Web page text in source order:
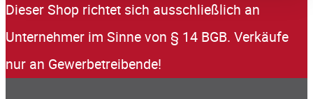
Dieser Shop richtet sich ausschließlich an
Unternehmer im Sinne von § 14 BGB. Verkäufe
nur an Gewerbetreibende!